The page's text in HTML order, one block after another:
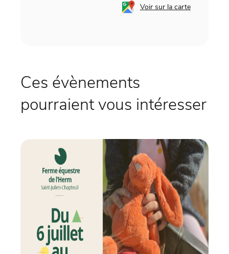
Voir sur la carte
Ces évènements
pourraient vous intéresser